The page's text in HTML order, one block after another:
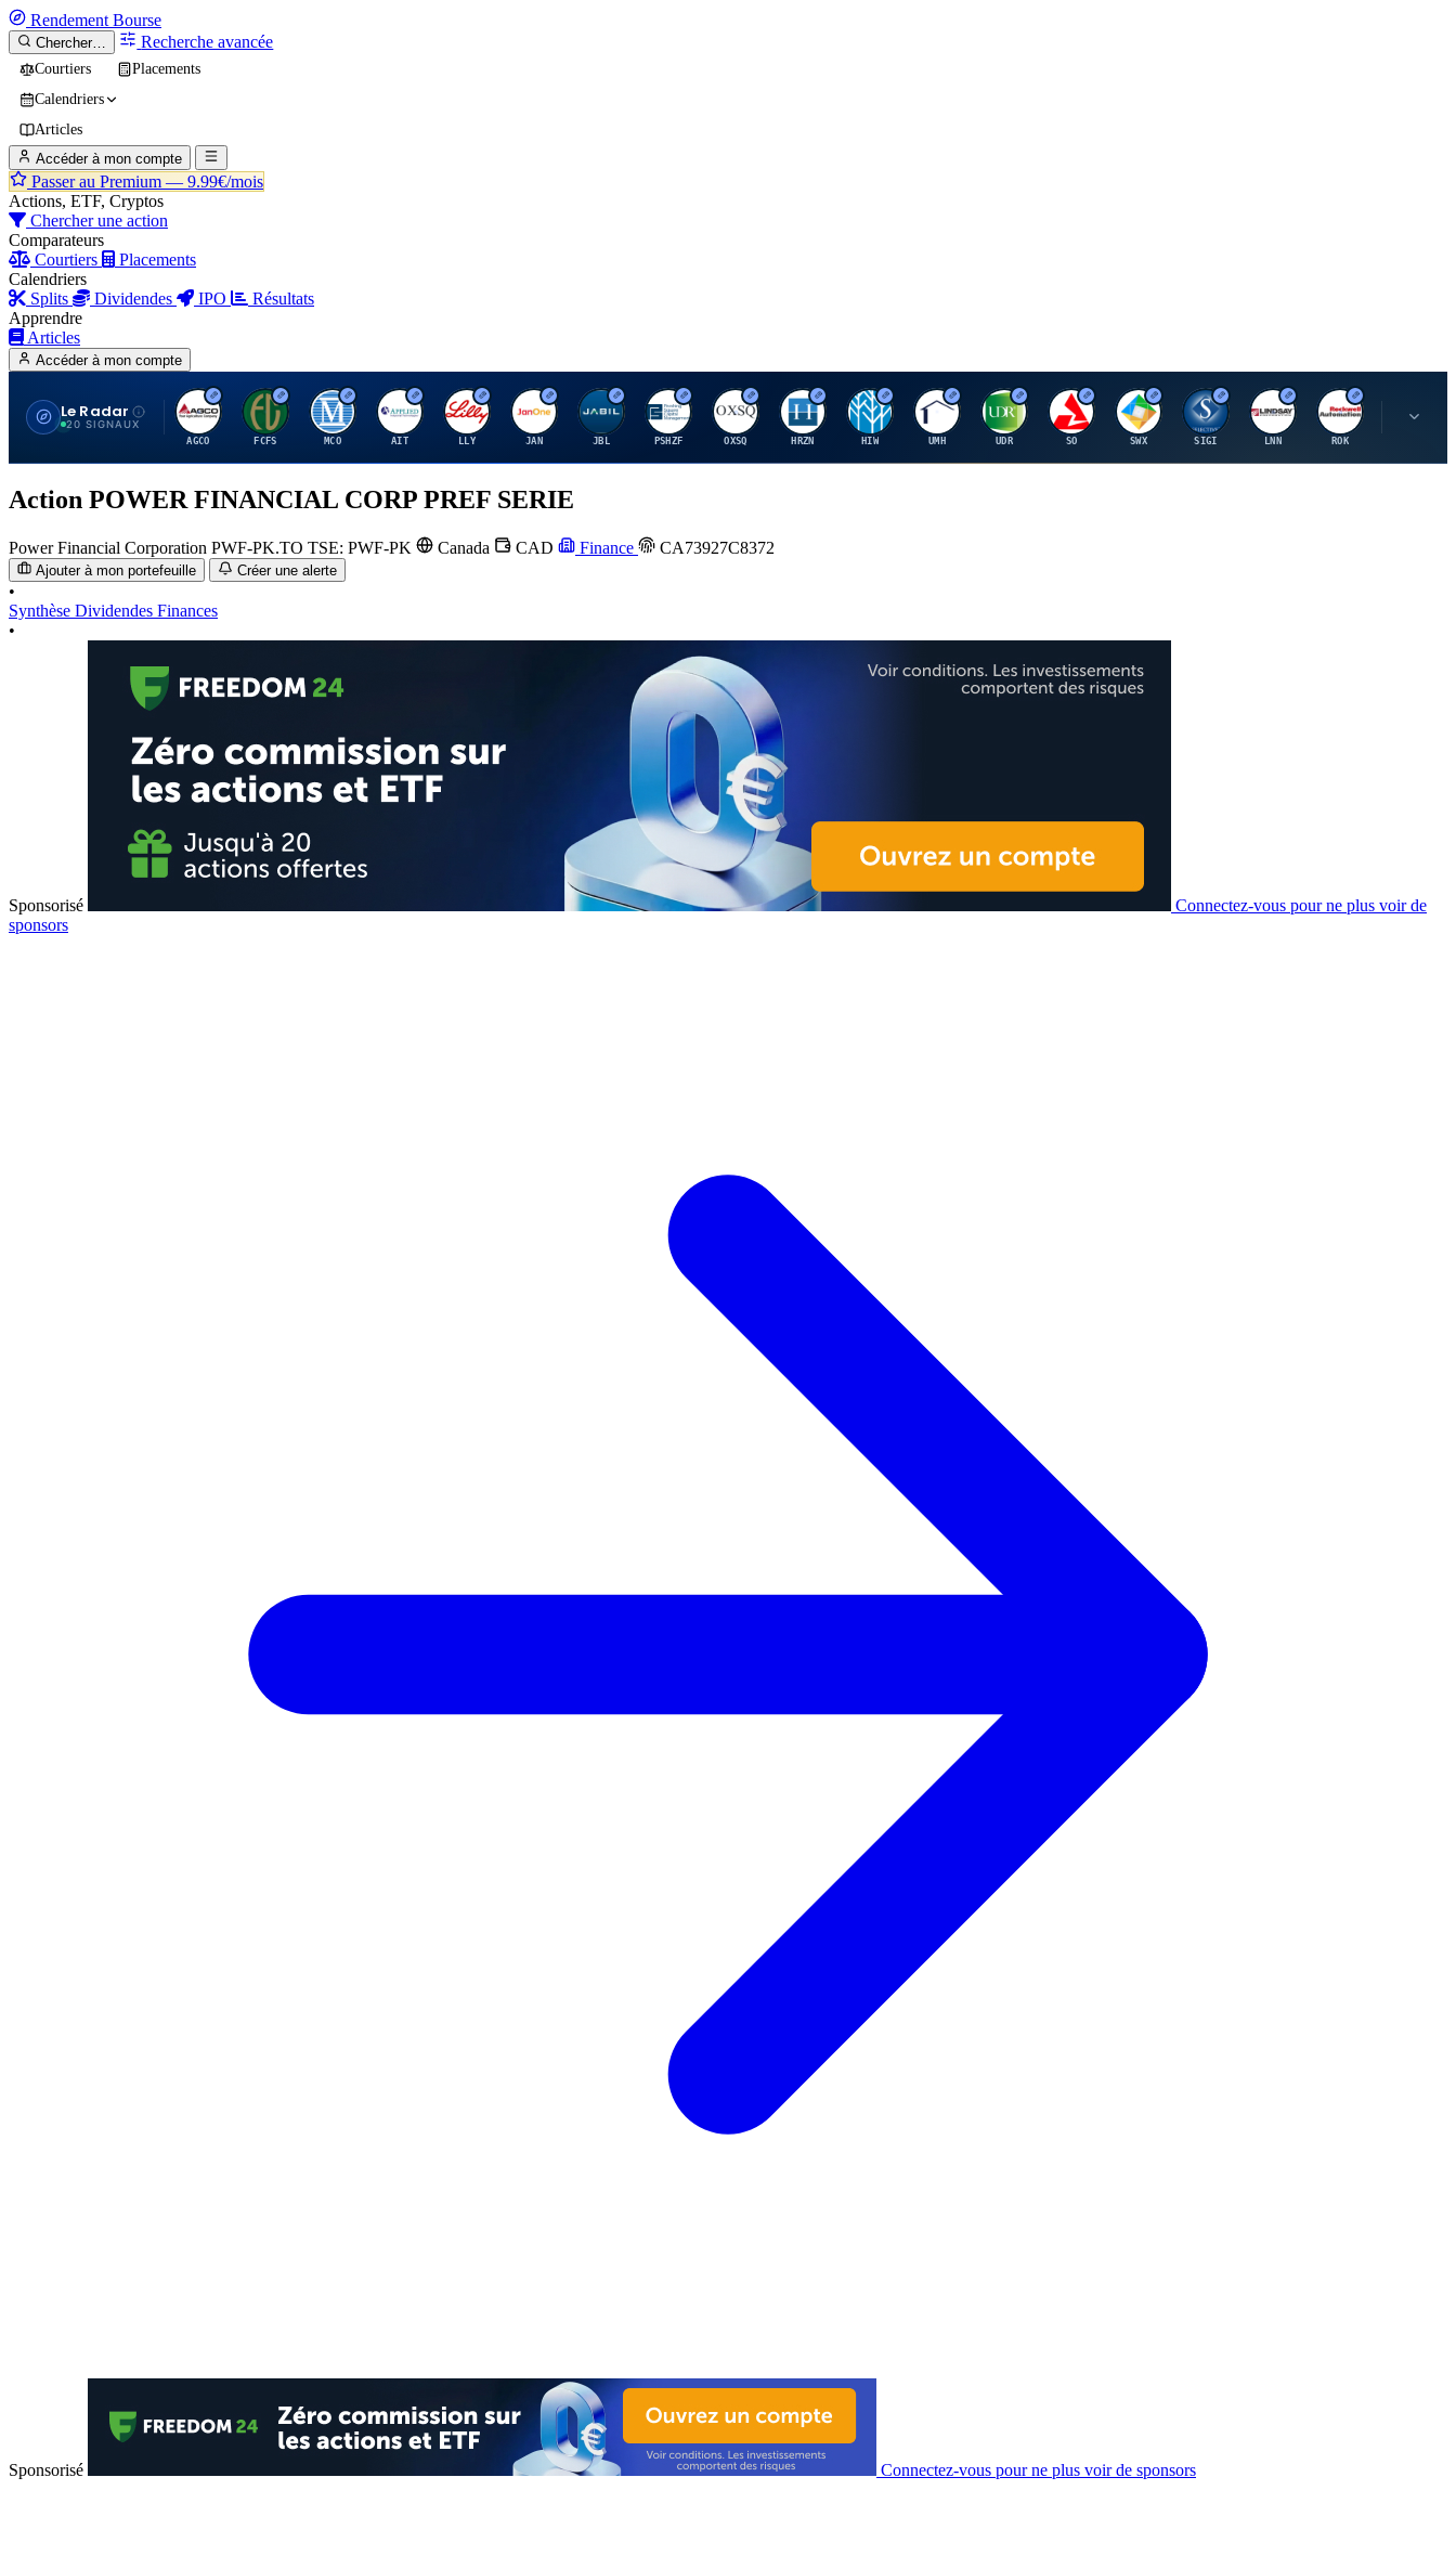
Rendement Bourse
Chercher… Recherche avancée
Courtiers
Placements
Calendriers
Articles
Accéder à mon compte
Passer au Premium — 9.99€/mois
Actions, ETF, Cryptos
Chercher une action
Comparateurs
Courtiers
Placements
Calendriers
Splits
Dividendes IPO
Résultats
Apprendre
Articles
Accéder à mon compte
Le Radar
20 SIGNAUX
A
AGCO
F
FCFS
M
MCO
A
AIT
E
LLY
J
JAN
J
JBL
P
PSHZF
O
OXSQ
H
HRZN
H
HIW
U
UMH
U
UDR
S
SO
S
SWX
S
SIGI
L
LNN
R
ROK
P
Action POWER FINANCIAL CORP PREF SERIE
Power Financial Corporation PWF-PK.TO TSE: PWF-PK Canada CAD Finance CA73927C8372
Ajouter à mon portefeuille Créer une alerte
•
Synthèse Dividendes Finances
•
Sponsorisé
Connectez-vous pour ne plus voir de
sponsors
Sponsorisé Connectez-vous pour ne plus voir de sponsors